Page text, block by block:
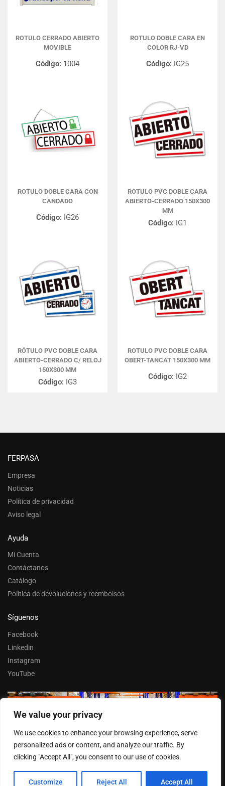
We value your privacy
We use cookies to enhance your browsing experience, serve
personalized ads or content, and analyze our traffic. By
clicking "Accept All", you consent to our use of cookies.
Customize Reject All Accept All
ROTULO CERRADO ABIERTO
MOVIBLE
Código: 1004
ROTULO DOBLE CARA EN
COLOR RJ-VD
Código: IG25
ROTULO DOBLE CARA CON
CANDADO
Código: IG26
ROTULO PVC DOBLE CARA
ABIERTO-CERRADO 150X300
MM
Código: IG1
RÓTULO PVC DOBLE CARA
ABIERTO-CERRADO C/ RELOJ
150X300 MM
Código: IG3
ROTULO PVC DOBLE CARA
OBERT-TANCAT 150X300 MM
Código: IG2
FERPASA
Empresa
Noticias
Política de privacidad
Aviso legal
Ayuda
Mi Cuenta
Contáctanos
Catálogo
Política de devoluciones y reembolsos
Síguenos
Facebook
Linkedin
Instagram
YouTube
Trabaja con nosotros
Entrar
© FERPASA 2025 –